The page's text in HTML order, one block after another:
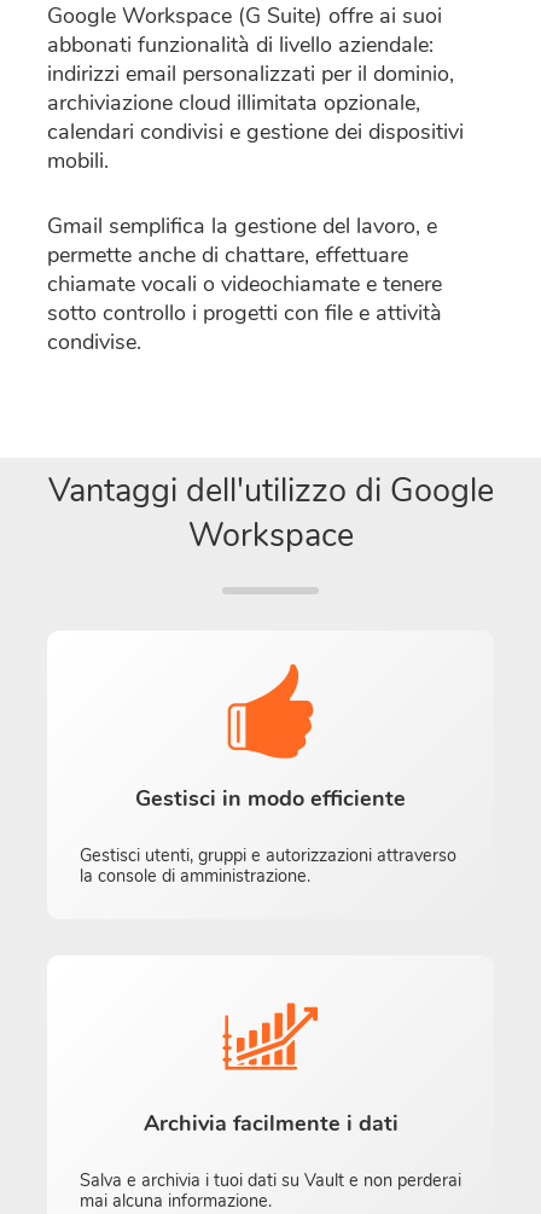
Google Workspace (G Suite) offre ai suoi
abbonati funzionalità di livello aziendale:
indirizzi email personalizzati per il dominio,
archiviazione cloud illimitata opzionale,
calendari condivisi e gestione dei dispositivi
mobili.
Gmail semplifica la gestione del lavoro, e
permette anche di chattare, effettuare
chiamate vocali o videochiamate e tenere
sotto controllo i progetti con file e attività
condivise.
Vantaggi dell'utilizzo di Google
Workspace
Gestisci in modo efficiente
Gestisci utenti, gruppi e autorizzazioni attraverso
la console di amministrazione.
Archivia facilmente i dati
Salva e archivia i tuoi dati su Vault e non perderai
mai alcuna informazione.